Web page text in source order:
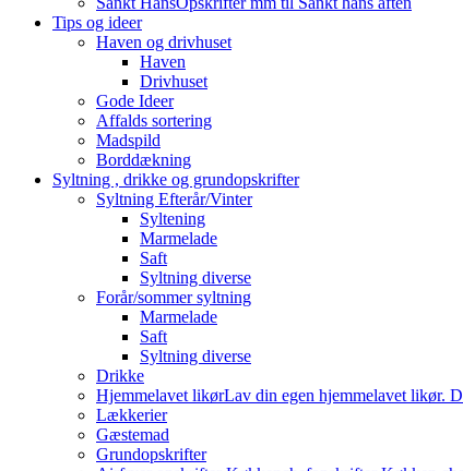
Tips og ideer
Haven og drivhuset
Haven
Drivhuset
Gode Ideer
Affalds sortering
Madspild
Borddækning
Syltning , drikke og grundopskrifter
Syltning Efterår/Vinter
Syltening
Marmelade
Saft
Syltning diverse
Forår/sommer syltning
Marmelade
Saft
Syltning diverse
Drikke
Hjemmelavet likørLav din egen hjemmelavet likør.
Lækkerier
Gæstemad
Grundopskrifter